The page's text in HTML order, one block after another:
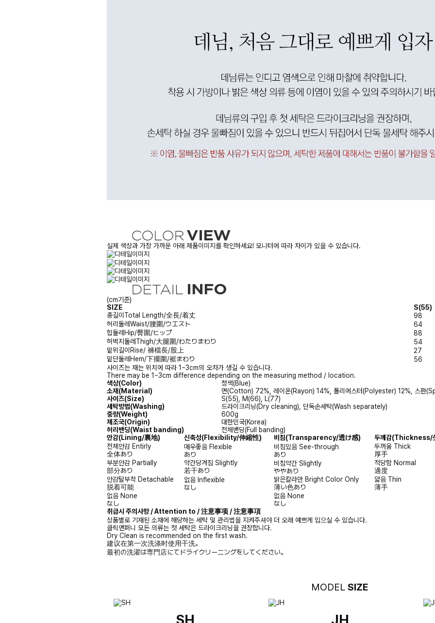
실제 색상과 가장 가까운 아래 제품이미지를 확인하세요! 모니터에 따라 차이가 있을 수 있습니다.
(cm기준)
SIZE
S(55)
총길이 Total Length/全長/着丈
98
허리둘레Waist/腰圍/ウエスト
64
힙둘레 Hip/臀圍/ヒップ
88
허벅지둘레 Thigh/大腿圍/わたりまわり
54
밑위길이 Rise/ 褲檔長/股上
27
밑단둘레 Hem/下擺圍/裾まわり
56
사이즈는 재는 위치에 따라 1~3cm의 오차가 생길 수 있습니다.
There may be 1~3cm difference depending on the measuring method / location.
색상(Color)
청색(Blue)
소재(Material)
면(Cotton) 72%, 레이온(Rayon) 14%, 폴리에스터(Polyester) 12%, 스판
사이즈(Size)
S(55), M(66), L(77)
세탁방법(Washing)
드라이크리닝(Dry cleaning), 단독손세탁(Wash separately)
중량(Weight)
600g
제조국(Origin)
대한민국(Korea)
허리밴딩(Waist banding)
전체밴딩(Full banding)
안감(Lining/裏地) 신축성(Flexibility/伸縮性) 비침(Transparency/透け感) 두께감(Thickness/
전체안감 Entirly
全体あり
매우좋음 Flexible
あり
비침있음 See-through
あり
두꺼움 Thick
厚手
부분안감 Partially
部分あり
약간당겨짐 Slightly
若干あり
비침약간 Slightly
ややあり
적당함 Normal
適度
안감탈부착 Detachable
脱着可能
없음 Inflexible
なし
밝은칼라만 Bright Color Only
薄い色あり
얇음 Thin
薄手
없음 None
なし
없음 None
なし
취급시 주의사항 / Attention to / 注意事项 / 注意事項
상품별로 기재된 소재에 해당하는 세탁 및 관리법을 지켜주셔야 더 오래 예쁘게 입으실 수 있습니다.
클릭앤퍼니 모든 의류는 첫 세탁은 드라이크리닝을 권장합니다.
Dry Clean is recommended on the first wash.
建议在第一次洗涤时使用干洗。
最初の洗濯は専門店にてドライクリーニングをしてください。
MODEL SIZE
SH JH